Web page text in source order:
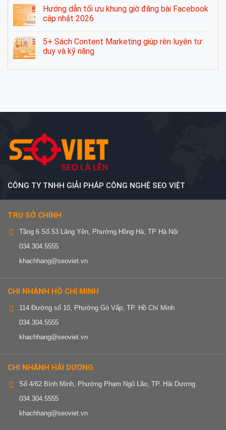
Hướng dẫn tối ưu khung giờ đăng bài Facebook
cập nhật 2026
5+ Sách Content Marketing giúp rèn luyện tư
duy và kỹ năng
CÔNG TY TNHH GIẢI PHÁP CÔNG NGHỆ SEO VIỆT
TRỤ SỞ CHÍNH
Tầng 6 Số 53 Lãng Yên, Phường Hồng Hà, TP Hà Nội
034.304.5555
khachhang@seoviet.vn
CHI NHÁNH HỒ CHÍ MINH
114 Đường số 10, Phường Gò Vấp, TP. Hồ Chí Minh
034.304.5555
khachhang@seoviet.vn
CHI NHÁNH HẢI DƯƠNG
Số 4/62 Bình Minh, Phường Phạm Ngũ Lão, TP. Hải Dương
034.304.5555
khachhang@seoviet.vn